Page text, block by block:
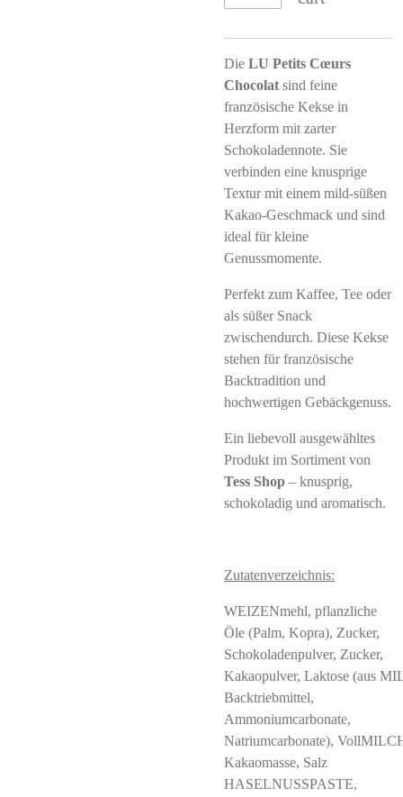
Die LU Petits Cœurs
Chocolat sind feine
französische Kekse in
Herzform mit zarter
Schokoladennote. Sie
verbinden eine knusprige
Textur mit einem mild-süßen
Kakao-Geschmack und sind
ideal für kleine
Genussmomente.
Perfekt zum Kaffee, Tee oder
als süßer Snack
zwischendurch. Diese Kekse
stehen für französische
Backtradition und
hochwertigen Gebäckgenuss.
Ein liebevoll ausgewähltes
Produkt im Sortiment von
Tess Shop – knusprig,
schokoladig und aromatisch.
Zutatenverzeichnis:
WEIZENmehl, pflanzliche
Öle (Palm, Kopra), Zucker,
Schokoladenpulver, Zucker,
Kakaopulver, Laktose (aus
Backtriebmittel,
Ammoniumcarbonate,
Natriumcarbonate),
Kakaomasse, Salz
HASELNUSSPASTE,